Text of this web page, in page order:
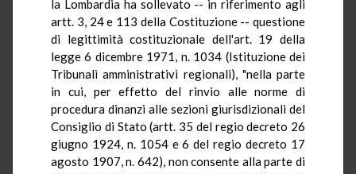
la Lombardia ha sollevato -- in riferimento agli
artt. 3, 24 e 113 della Costituzione -- questione
di legittimità costituzionale dell'art. 19 della
legge 6 dicembre 1971, n. 1034 (Istituzione dei
Tribunali amministrativi regionali), "nella parte
in cui, per effetto del rinvio alle norme di
procedura dinanzi alle sezioni giurisdizionali del
Consiglio di Stato (artt. 35 del regio decreto 26
giugno 1924, n. 1054 e 6 del regio decreto 17
agosto 1907, n. 642), non consente alla parte di